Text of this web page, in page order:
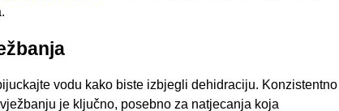
vodu kako biste izbjegli dehidraciju. Konzistentno
je ključno, posebno za natjecanja koja